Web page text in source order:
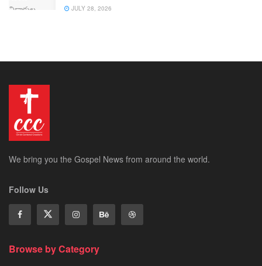
JULY 28, 2026
We bring you the Gospel News from around the world.
Follow Us
Browse by Category